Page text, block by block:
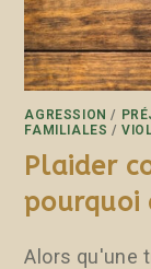
AGRESSION /
FAMILIALES /
Plaider
pourquoi
Alors qu'une